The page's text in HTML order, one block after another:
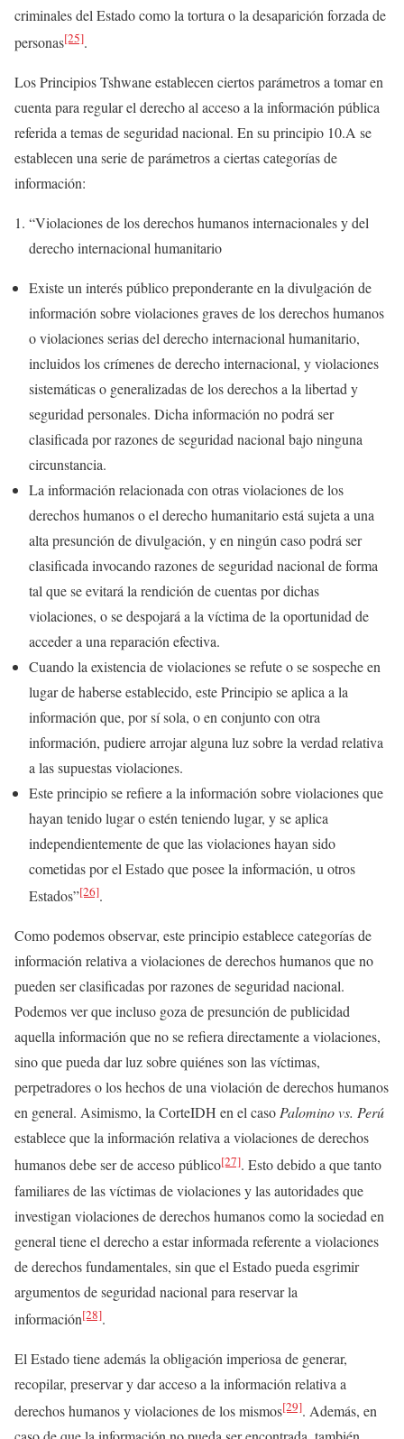
criminales del Estado como la tortura o la desaparición forzada de
personas[25].
Los Principios Tshwane establecen ciertos parámetros a tomar en
cuenta para regular el derecho al acceso a la información pública
referida a temas de seguridad nacional. En su principio 10.A se
establecen una serie de parámetros a ciertas categorías de
información:
“Violaciones de los derechos humanos internacionales y del
derecho internacional humanitario
Existe un interés público preponderante en la divulgación de
información sobre violaciones graves de los derechos humanos
o violaciones serias del derecho internacional humanitario,
incluidos los crímenes de derecho internacional, y violaciones
sistemáticas o generalizadas de los derechos a la libertad y
seguridad personales. Dicha información no podrá ser
clasificada por razones de seguridad nacional bajo ninguna
circunstancia.
La información relacionada con otras violaciones de los
derechos humanos o el derecho humanitario está sujeta a una
alta presunción de divulgación, y en ningún caso podrá ser
clasificada invocando razones de seguridad nacional de forma
tal que se evitará la rendición de cuentas por dichas
violaciones, o se despojará a la víctima de la oportunidad de
acceder a una reparación efectiva.
Cuando la existencia de violaciones se refute o se sospeche en
lugar de haberse establecido, este Principio se aplica a la
información que, por sí sola, o en conjunto con otra
información, pudiere arrojar alguna luz sobre la verdad relativa
a las supuestas violaciones.
Este principio se refiere a la información sobre violaciones que
hayan tenido lugar o estén teniendo lugar, y se aplica
independientemente de que las violaciones hayan sido
cometidas por el Estado que posee la información, u otros
Estados”[26].
Como podemos observar, este principio establece categorías de
información relativa a violaciones de derechos humanos que no
pueden ser clasificadas por razones de seguridad nacional.
Podemos ver que incluso goza de presunción de publicidad
aquella información que no se refiera directamente a violaciones,
sino que pueda dar luz sobre quiénes son las víctimas,
perpetradores o los hechos de una violación de derechos humanos
en general. Asimismo, la CorteIDH en el casoPalomino vs. Perú
establece que la información relativa a violaciones de derechos
humanos debe ser de acceso público[27]. Esto debido a que tanto
familiares de las víctimas de violaciones y las autoridades que
investigan violaciones de derechos humanos como la sociedad en
general tiene el derecho a estar informada referente a violaciones
de derechos fundamentales, sin que el Estado pueda esgrimir
argumentos de seguridad nacional para reservar la
información[28].
El Estado tiene además la obligación imperiosa de generar,
recopilar, preservar y dar acceso a la información relativa a
derechos humanos y violaciones de los mismos[29]. Además, en